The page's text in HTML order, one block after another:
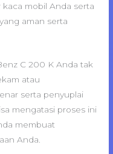
mobil Anda serta
aman serta
C 200 K Anda tak
atau
serta penyuplai
mengatasi proses ini
membuat
Anda.